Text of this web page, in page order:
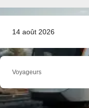
14 août 2026
Voyageurs